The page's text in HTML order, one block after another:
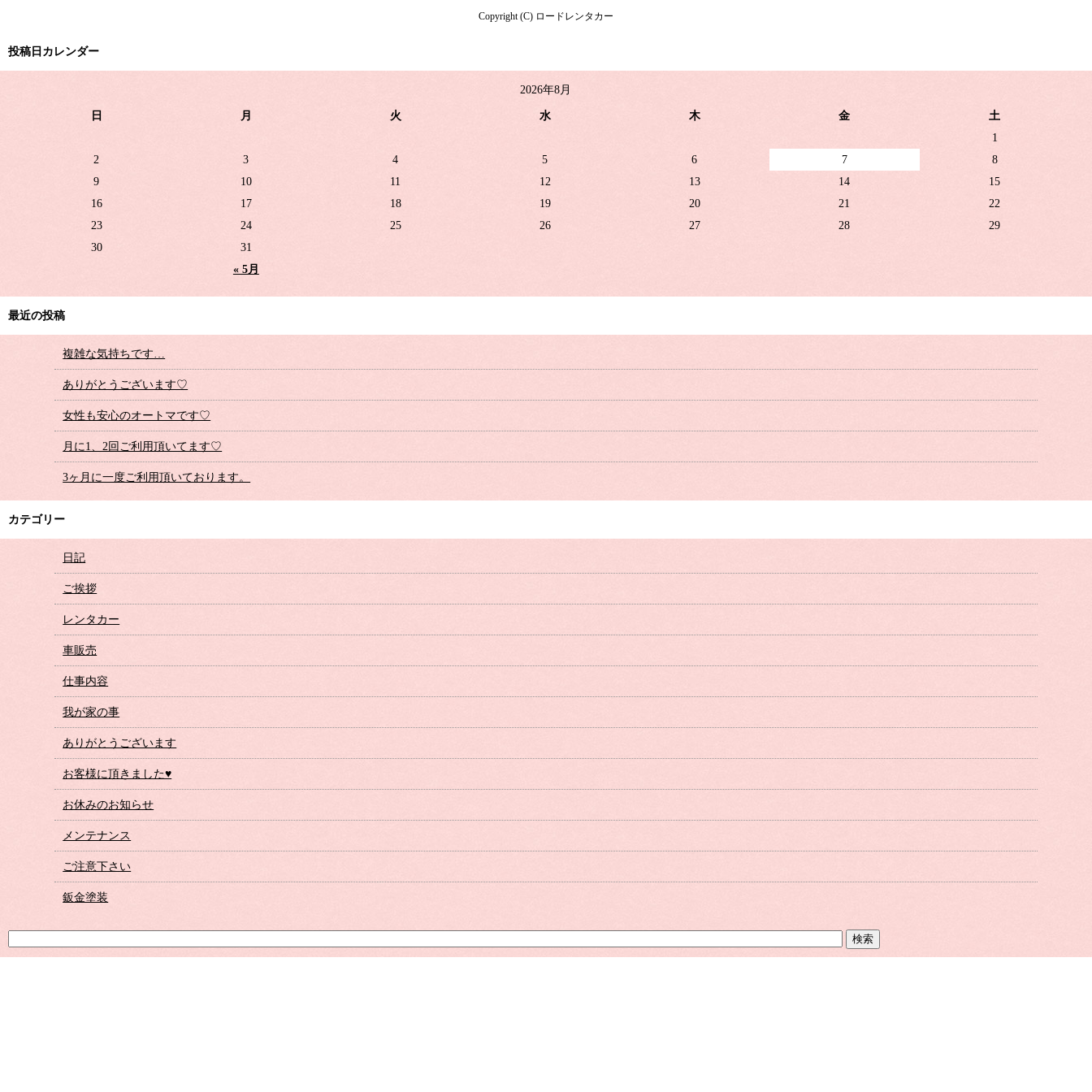
Copyright (C) ロードレンタカー
投稿日カレンダー
2026年8月
日 月 火 水 木 金 土
« 5月
1
2
3 4 5 6 7
8
9
10 11 12 13 14
15
16
17 18 19 20 21
22
23
24 25 26 27 28
29
30
31
最近の投稿
複雑な気持ちです…
ありがとうございます♡
女性も安心のオートマです♡
月に1、2回ご利用頂いてます♡
3ヶ月に一度ご利用頂いております。
カテゴリー
日記
ご挨拶
レンタカー
車販売
仕事内容
我が家の事
ありがとうございます
お客様に頂きました♥
お休みのお知らせ
メンテナンス
ご注意下さい
鈑金塗装